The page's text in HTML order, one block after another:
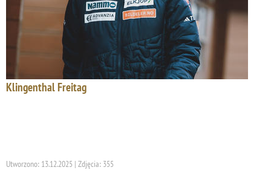
Klingenthal Freitag
Utworzono: 13.12.2025 | Zdjęcia: 355